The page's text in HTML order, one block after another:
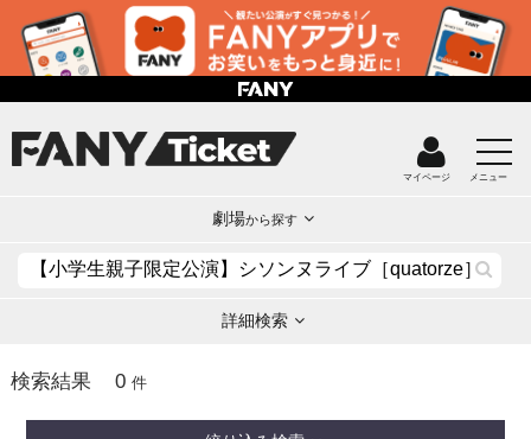
マイページ メニュー
劇場から探す
詳細検索
検索結果 0 件